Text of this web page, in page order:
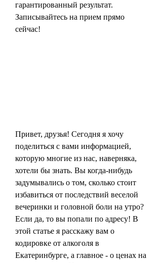
гарантированный результат.
Записывайтесь на прием прямо
сейчас!
Привет, друзья! Сегодня я хочу
поделиться с вами информацией,
которую многие из нас, наверняка,
хотели бы знать. Вы когда-нибудь
задумывались о том, сколько стоит
избавиться от последствий веселой
вечеринки и головной боли на утро?
Если да, то вы попали по адресу! В
этой статье я расскажу вам о
кодировке от алкоголя в
Екатеринбурге, а главное - о ценах на